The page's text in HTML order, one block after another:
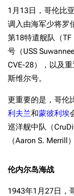
1月13日，哥伦比
调入由海军少将罗
第18特遣舰队（
号（USS
CVE-28），以及
斯维尔号。
更重要的是，哥伦
利夫兰和蒙彼利埃
巡洋舰中队（
（Aaron S. Merrill）
伦内尔岛海战
1943年1月27日，